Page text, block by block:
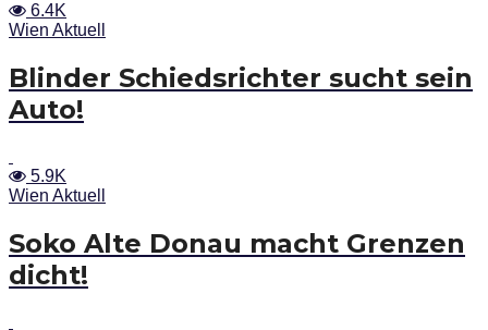
6.4K
Wien Aktuell
Blinder Schiedsrichter sucht sein
Auto!
5.9K
Wien Aktuell
Soko Alte Donau macht Grenzen
dicht!